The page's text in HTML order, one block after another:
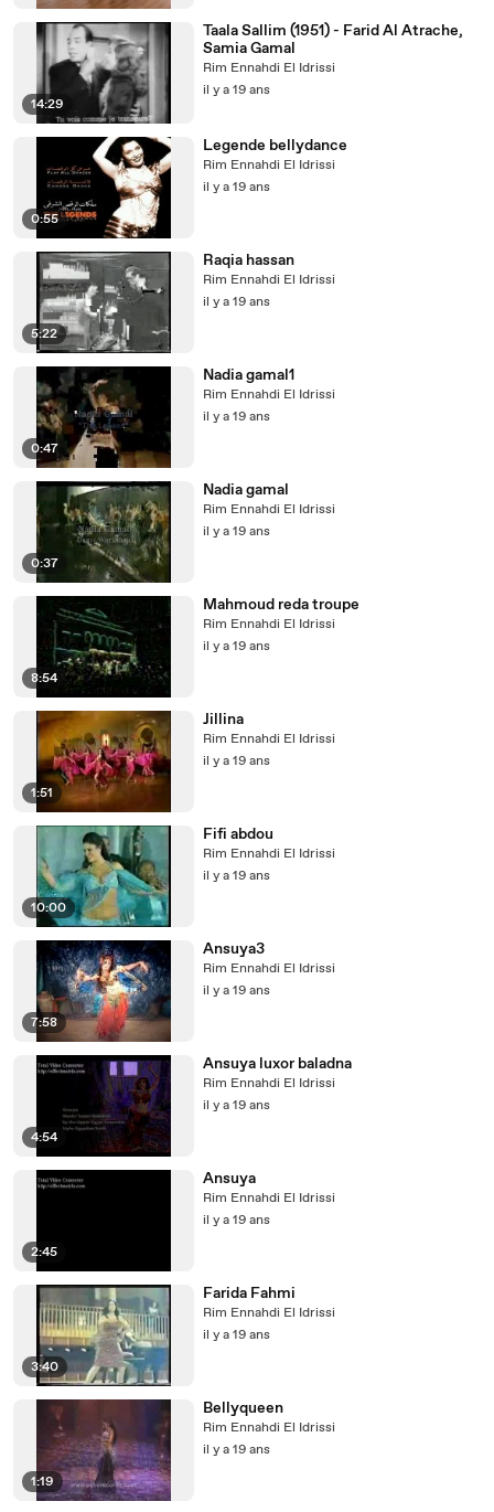
14:29
Taala Sallim (1951) - Farid Al Atrache,
Samia Gamal
Rim Ennahdi El Idrissi
il y a 19 ans
0:55
Legende bellydance
Rim Ennahdi El Idrissi
il y a 19 ans
5:22
Raqia hassan
Rim Ennahdi El Idrissi
il y a 19 ans
0:47
Nadia gamal1
Rim Ennahdi El Idrissi
il y a 19 ans
0:37
Nadia gamal
Rim Ennahdi El Idrissi
il y a 19 ans
8:54
Mahmoud reda troupe
Rim Ennahdi El Idrissi
il y a 19 ans
1:51
Jillina
Rim Ennahdi El Idrissi
il y a 19 ans
10:00
Fifi abdou
Rim Ennahdi El Idrissi
il y a 19 ans
7:58
Ansuya3
Rim Ennahdi El Idrissi
il y a 19 ans
4:54
Ansuya luxor baladna
Rim Ennahdi El Idrissi
il y a 19 ans
2:45
Ansuya
Rim Ennahdi El Idrissi
il y a 19 ans
3:40
Farida Fahmi
Rim Ennahdi El Idrissi
il y a 19 ans
1:19
Bellyqueen
Rim Ennahdi El Idrissi
il y a 19 ans